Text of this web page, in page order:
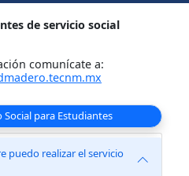
de servicio social
comunícate a:
Social para Estudiantes
puedo realizar el servicio